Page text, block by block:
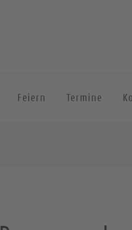
Feiern Termine